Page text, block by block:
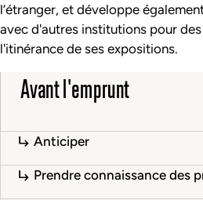
l’étranger, et développe
avec d'autres institutions pour
l'itinérance de ses expositions.
Avant l'emprunt
Anticiper
Prendre connaissance des